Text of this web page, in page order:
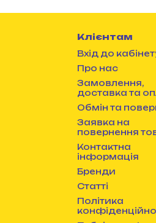
Клієнтам
Вхід до
Про нас
Замовлення,
доставка та
Обмін та
Заявка на
повернення
Контактна
інформація
Бренди
Статті
Політика